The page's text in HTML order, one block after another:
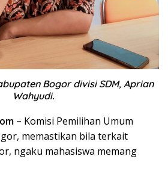
Bogor divisi SDM, Aprian
Wahyudi.
– Komisi Pemilihan Umum
memastikan bila terkait
ngaku mahasiswa memang